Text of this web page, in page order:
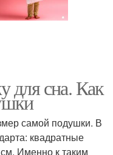
для сна. Как
самой подушки. В
квадратные
Именно к таким